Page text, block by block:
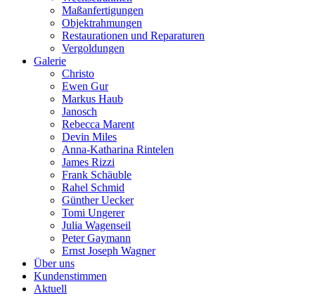
Maßanfertigungen
Objektrahmungen
Restaurationen und Reparaturen
Vergoldungen
Galerie
Christo
Ewen Gur
Markus Haub
Janosch
Rebecca Marent
Devin Miles
Anna-Katharina Rintelen
James Rizzi
Frank Schäuble
Rahel Schmid
Günther Uecker
Tomi Ungerer
Julia Wagenseil
Peter Gaymann
Ernst Joseph Wagner
Über uns
Kundenstimmen
Aktuell